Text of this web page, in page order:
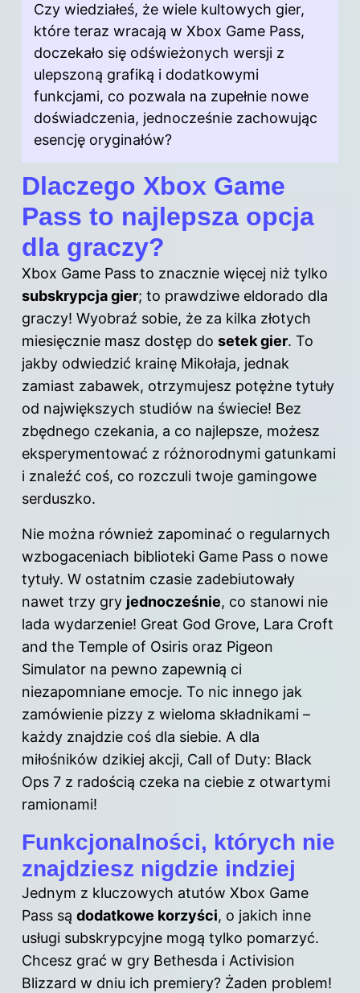
Czy wiedziałeś, że wiele kultowych gier,
które teraz wracają w Xbox Game Pass,
doczekało się odświeżonych wersji z
ulepszoną grafiką i dodatkowymi
funkcjami, co pozwala na zupełnie nowe
doświadczenia, jednocześnie zachowując
esencję oryginałów?
Dlaczego Xbox Game
Pass to najlepsza opcja
dla graczy?
Xbox Game Pass to znacznie więcej niż tylko
subskrypcja gier; to prawdziwe eldorado dla
graczy! Wyobraź sobie, że za kilka złotych
miesięcznie masz dostęp do setek gier. To
jakby odwiedzić krainę Mikołaja, jednak
zamiast zabawek, otrzymujesz potężne tytuły
od największych studiów na świecie! Bez
zbędnego czekania, a co najlepsze, możesz
eksperymentować z różnorodnymi gatunkami
i znaleźć coś, co rozczuli twoje gamingowe
serduszko.
Nie można również zapominać o regularnych
wzbogaceniach biblioteki Game Pass o nowe
tytuły. W ostatnim czasie zadebiutowały
nawet trzy gry jednocześnie, co stanowi nie
lada wydarzenie! Great God Grove, Lara Croft
and the Temple of Osiris oraz Pigeon
Simulator na pewno zapewnią ci
niezapomniane emocje. To nic innego jak
zamówienie pizzy z wieloma składnikami –
każdy znajdzie coś dla siebie. A dla
miłośników dzikiej akcji, Call of Duty: Black
Ops 7 z radością czeka na ciebie z otwartymi
ramionami!
Funkcjonalności, których nie
znajdziesz nigdzie indziej
Jednym z kluczowych atutów Xbox Game
Pass są dodatkowe korzyści, o jakich inne
usługi subskrypcyjne mogą tylko pomarzyć.
Chcesz grać w gry Bethesda i Activision
Blizzard w dniu ich premiery? Żaden problem!